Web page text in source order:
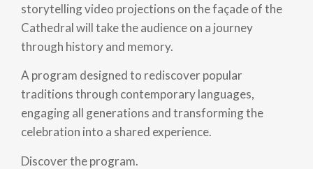
storytelling video projections on the façade of the
Cathedral will take the audience on a journey
through history and memory.
A program designed to rediscover popular
traditions through contemporary languages,
engaging all generations and transforming the
celebration into a shared experience.
Discover the program.